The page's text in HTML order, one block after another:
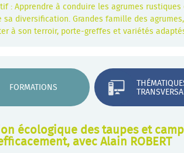
: Apprendre à conduire les agrumes
sa diversification. Grandes famille des
à son terroir, porte-greffes et variétés
FORMATIONS
écologique des taupes et
avec Alain ROBERT